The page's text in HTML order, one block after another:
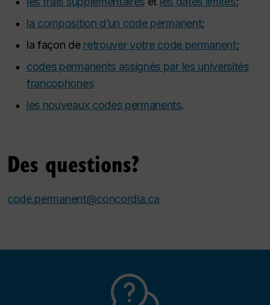
la composition d’un code permanent;
la façon de retrouver votre code permanent;
codes permanents assignés par les universités
francophones
les nouveaux codes permanents.
Des questions?
code.permanent@concordia.ca